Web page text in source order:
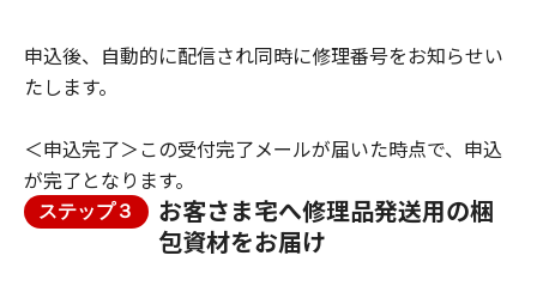
申込後、自動的に配信され同時に修理番号をお知らせい
たします。
＜申込完了＞この受付完了メールが届いた時点で、申込
が完了となります。
ステップ３
お客さま宅へ修理品発送用の梱
包資材をお届け